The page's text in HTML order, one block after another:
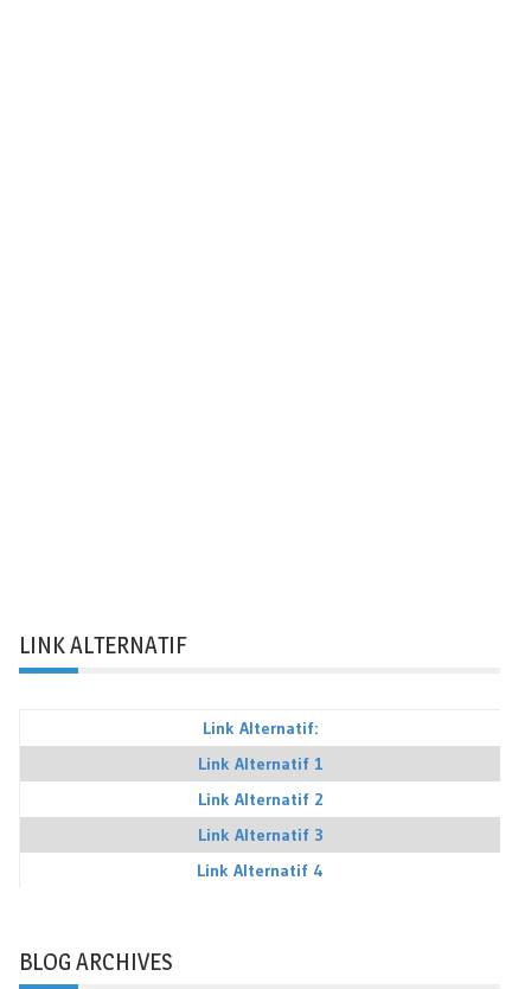
LINK ALTERNATIF
Link Alternatif:
Link Alternatif 1
Link Alternatif 2
Link Alternatif 3
Link Alternatif 4
BLOG ARCHIVES